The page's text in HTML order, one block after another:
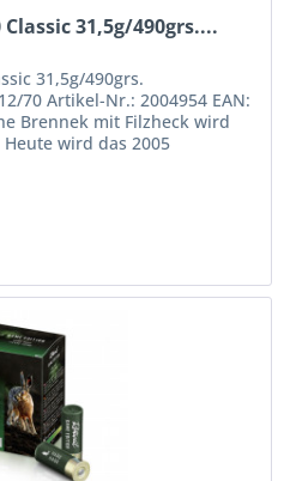
31,5g/490grs....
31,5g/490grs.
70 Artikel-Nr.: 2004954 EAN:
Brennek mit Filzheck wird
wird das 2005